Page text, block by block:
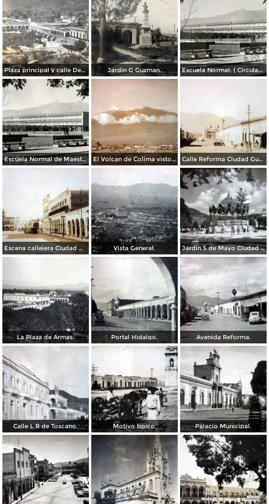
Plaza principal y calle Degollado Ciudad Guzmán, Jalisco ( Circulada el 23 de Diciembre de 1912 ). Jardin G Guzman. Escuela Normal. ( Circulada el 15 de Abril de 1963 ).
Escuela Normal de Maestros El Volcan de Colima visto desde Ciudad Guzmán, Jalisco. Calle Reforma Ciudad Guzmán, Jalisco.
Escena callejera Ciudad Guzmán, Jalisco . Vista General. Jardin 5 de Mayo Ciudad Guzmán, Jalisco .
La Plaza de Armas. Portal Hidalgo. Avenida Reforma.
Calle L R de Toscano. Motivo tipico. Palacio Municipal.